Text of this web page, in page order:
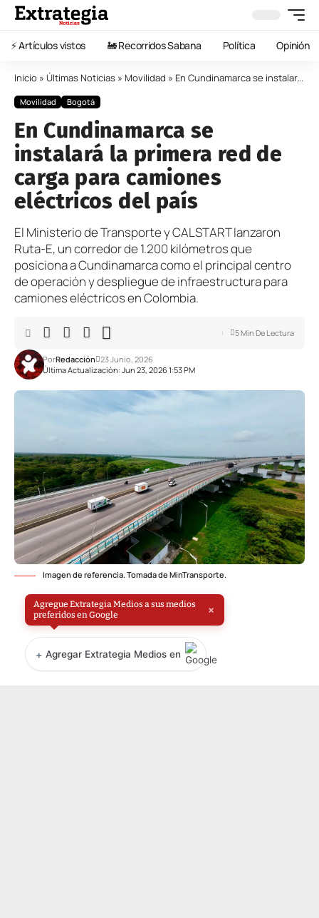
⚡️ Artículos vistos 🚂 Recorridos Sabana Política Opinión
Inicio » Últimas Noticias » Movilidad » En Cundinamarca se instalará la primera red de carga para camiones eléctricos del país
Movilidad Bogotá
En Cundinamarca se
instalará la primera red de
carga para camiones
eléctricos del país
El Ministerio de Transporte y CALSTART lanzaron
Ruta-E, un corredor de 1.200 kilómetros que
posiciona a Cundinamarca como el principal centro
de operación y despliegue de infraestructura para
camiones eléctricos en Colombia.
Última Actualización: Jun 23, 2026 1:53 PM
PorRedacción 23 Junio, 2026
5 Min De Lectura
Imagen de referencia. Tomada de MinTransporte.
Agregue Extrategia Medios a sus medios
preferidos en Google
×
+ Agregar Extrategia Medios en